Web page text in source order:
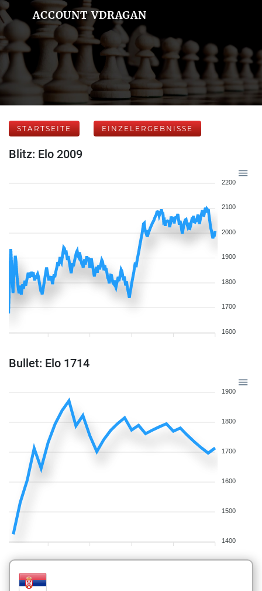
ACCOUNT VDRAGAN
STARTSEITE EINZELERGEBNISSE
Blitz: Elo 2009
2200
2100
2000
1900
1800
1700
1600
Bullet: Elo 1714
1900
1800
1700
1600
1500
1400